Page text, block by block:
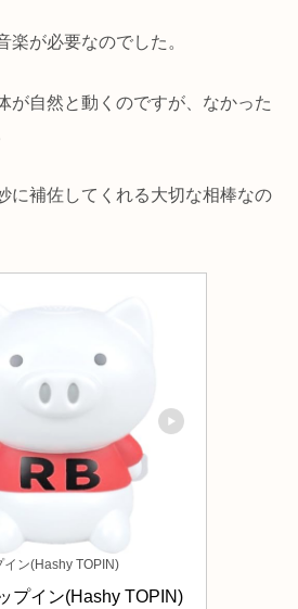
楽が必要なのでした。
が自然と動くのですが、なかった
に補佐してくれる大切な相棒なの
イン(Hashy TOPIN)
プイン(Hashy TOPIN)